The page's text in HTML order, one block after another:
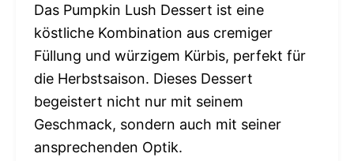
Das Pumpkin Lush Dessert ist eine
köstliche Kombination aus cremiger
Füllung und würzigem Kürbis, perfekt für
die Herbstsaison. Dieses Dessert
begeistert nicht nur mit seinem
Geschmack, sondern auch mit seiner
ansprechenden Optik.